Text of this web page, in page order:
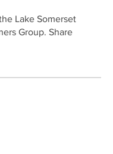
Lake Somerset
Group. Share